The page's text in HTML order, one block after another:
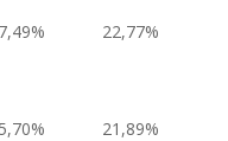
22,77%
21,89%